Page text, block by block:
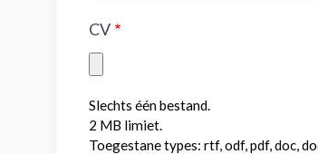
CV
Slechts één bestand.
2 MB limiet.
Toegestane types: rtf, odf, pdf, doc,